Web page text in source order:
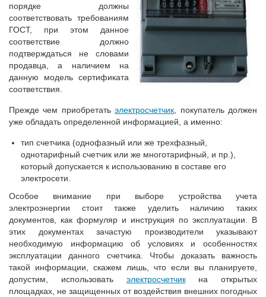
порядке должны
соответствовать требованиям
ГОСТ, при этом данное
соответствие должно
подтверждаться не словами
продавца, а наличием на
данную модель сертификата
соответствия.
Прежде чем приобретатьэлектросчетчик , покупатель должен
уже обладать определенной информацией, а именно:
тип счетчика (однофазный или же трехфазный,
однотарифный счетчик или же многотарифный, и пр.),
который допускается к использованию в составе его
электросети.
Особое внимание при выборе устройства учета
электроэнергии стоит также уделить наличию таких
документов, как формуляр и инструкция по эксплуатации. В
этих документах зачастую производители указывают
необходимую информацию об условиях и особенностях
эксплуатации данного счетчика. Чтобы доказать важность
такой информации, скажем лишь, что если вы планируете,
допустим, использовать электросчетчикна открытых
площадках, не защищенных от воздействия внешних погодных